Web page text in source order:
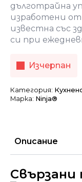
дълготрайна
изработени
известна със
си при
Изчерпан
Категория:
Марка: Ninja®
Описание
Свързани